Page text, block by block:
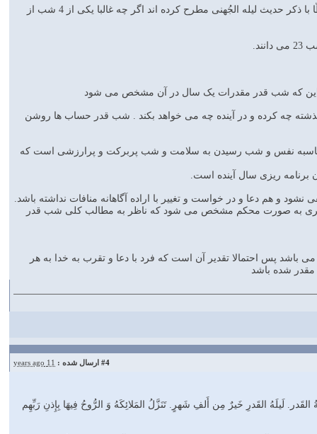
شب قدر یکی از سه شب 19، 21و 23 ماه رمضان که شب 23 مهم تر است و حتی منابع اهل سنت مثل موطّا با ذکر حدیث لیله الجُهنی مطرح کرده اند اگر چه غالبا یکی از 4 شب از
چه کرده و در آینده چه می خواهد بکند . شب قدر حساب ها روشن
نفس و شب رسیدن به سلامت و شب پربرکت و پرارزشی است که
برنامه ریزی سال آینده است.
و هم دعا و در خواست و تغییر با اراده آگاهانه منافات نداشته باشد.
امری به صورت محکم مشخص می شود که ناظر به مطالب کلی شب قدر
پس احتمالا تقدير آن است كه فرد با دعا و تقرب به خدا به هر
مقدر شده باشد
#4 ارسال شده : 11 years ago
لَيلَهُ‌ القَدرِ خَيرٌ مِن‌ أَلفِ‌ شَهرٍ. تَنَزَّلُ‌ المَلائِكَهُ‌ وَ الرُّوحُ‌ فِيهَا بِإِذنِ‌ رَبِّهِم‌